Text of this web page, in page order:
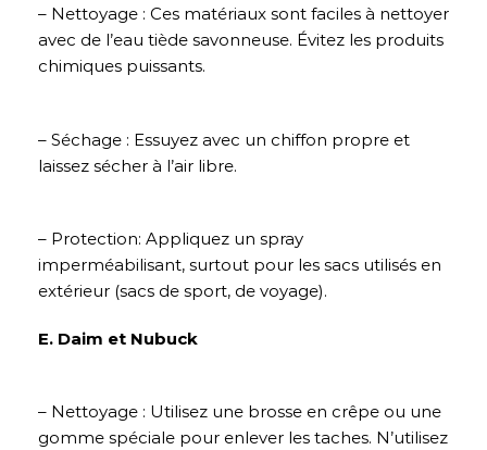
– Nettoyage : Ces matériaux sont faciles à nettoyer
avec de l’eau tiède savonneuse. Évitez les produits
chimiques puissants.
– Séchage : Essuyez avec un chiffon propre et
laissez sécher à l’air libre.
– Protection: Appliquez un spray
imperméabilisant, surtout pour les sacs utilisés en
extérieur (sacs de sport, de voyage).
E. Daim et Nubuck
– Nettoyage : Utilisez une brosse en crêpe ou une
gomme spéciale pour enlever les taches. N’utilisez